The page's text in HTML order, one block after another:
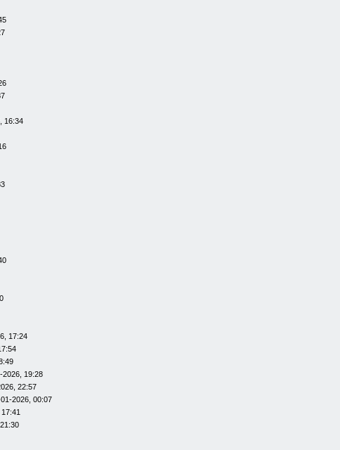
16:34
17:24
2026, 19:28
22:57
2026, 00:07